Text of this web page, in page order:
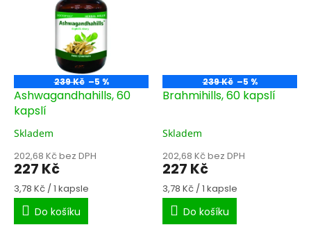
239 Kč –5 %
Ashwagandhahills, 60
kapslí
Skladem
202,68 Kč bez DPH
227 Kč
Měrná
cena:
3,78 Kč / 1 kapsle
Do košíku
239 Kč –5 %
Brahmihills, 60 kapslí
Skladem
202,68 Kč bez DPH
227 Kč
Měrná
cena:
3,78 Kč / 1 kapsle
Do košíku